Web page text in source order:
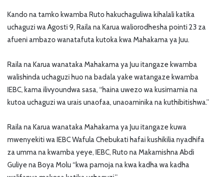
Kando na tamko kwamba Ruto hakuchaguliwa kihalali katika
uchaguzi wa Agosti 9, Raila na Karua waliorodhesha pointi 23 za
afueni ambazo wanatafuta kutoka kwa Mahakama ya Juu.
Raila na Karua wanataka Mahakama ya Juu itangaze kwamba
walishinda uchaguzi huo na badala yake watangaze kwamba
IEBC, kama ilivyoundwa sasa, “haina uwezo wa kusimamia na
kutoa uchaguzi wa urais unaofaa, unaoaminika na kuthibitishwa.”
Raila na Karua wanataka Mahakama ya Juu itangaze kuwa
mwenyekiti wa IEBC Wafula Chebukati hafai kushikilia nyadhifa
za umma na kwamba yeye, IEBC, Ruto na Makamishna Abdi
Guliye na Boya Molu “kwa pamoja na kwa kadha wa kadha